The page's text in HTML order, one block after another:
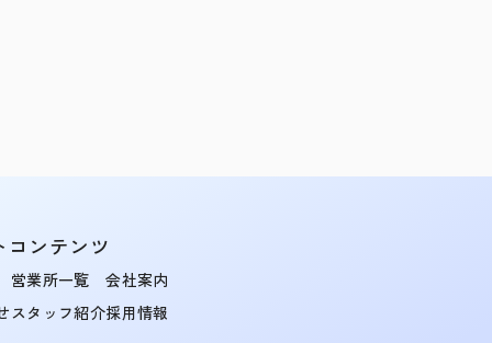
コンテンツ
営業所一覧
スタッフ紹介
会社案内
採用情報